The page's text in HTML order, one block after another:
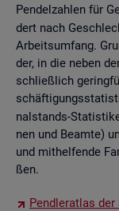
Pen­del­zah­len für
dert nach
Ar­beits­um­fang.
der, in die neben
schlie­ß­lich
nal­stands-
nen und Be­am­te)
und mit­hel­fen­de
ßen.
Pend­ler­at­las